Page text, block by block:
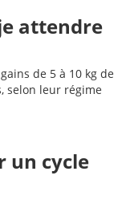
attendre
de 5 à 10 kg de
selon leur régime
un cycle